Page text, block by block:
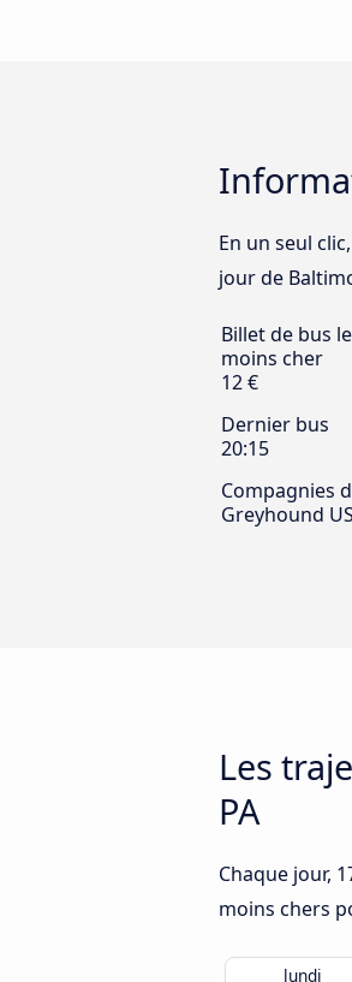
En un seul
jour de
Billet de bus le
moins cher
12 €
Dernier bus
20:15
Compagnies
Greyhound
Les
PA
Chaque jour,
moins chers
lundi